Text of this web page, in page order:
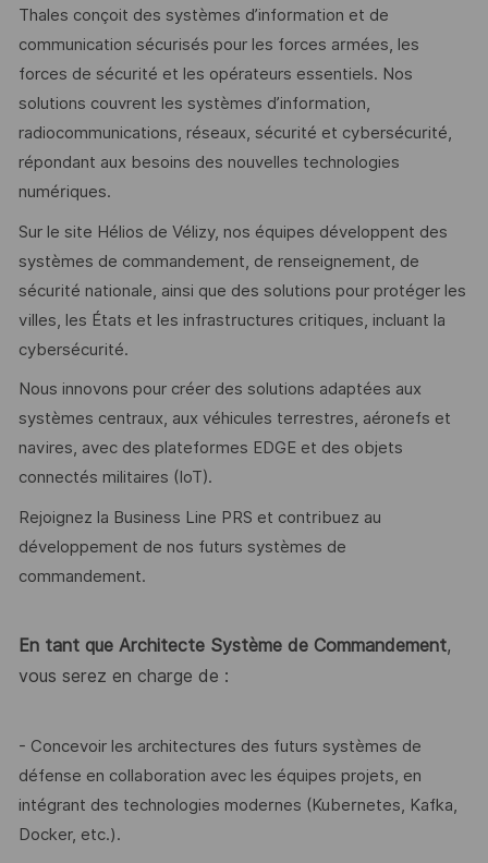
Thales conçoit des systèmes d’information et de
communication sécurisés pour les forces armées, les
forces de sécurité et les opérateurs essentiels. Nos
solutions couvrent les systèmes d’information,
radiocommunications, réseaux, sécurité et cybersécurité,
répondant aux besoins des nouvelles technologies
numériques.
Sur le site Hélios de Vélizy, nos équipes développent des
systèmes de commandement, de renseignement, de
sécurité nationale, ainsi que des solutions pour protéger les
villes, les États et les infrastructures critiques, incluant la
cybersécurité.
Nous innovons pour créer des solutions adaptées aux
systèmes centraux, aux véhicules terrestres, aéronefs et
navires, avec des plateformes EDGE et des objets
connectés militaires (IoT).
Rejoignez la Business Line PRS et contribuez au
développement de nos futurs systèmes de
commandement.
En tant que Architecte Système de Commandement,
vous serez en charge de :
- Concevoir les architectures des futurs systèmes de
défense en collaboration avec les équipes projets, en
intégrant des technologies modernes (Kubernetes, Kafka,
Docker, etc.).